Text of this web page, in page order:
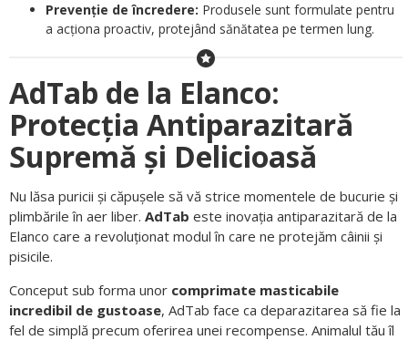
Prevenție de încredere: Produsele sunt formulate pentru
a acționa proactiv, protejând sănătatea pe termen lung.
AdTab de la Elanco:
Protecția Antiparazitară
Supremă și Delicioasă
Nu lăsa puricii și căpușele să vă strice momentele de bucurie și
plimbările în aer liber. AdTab este inovația antiparazitară de la
Elanco care a revoluționat modul în care ne protejăm câinii și
pisicile.
Conceput sub forma unor comprimate masticabile
incredibil de gustoase, AdTab face ca deparazitarea să fie la
fel de simplă precum oferirea unei recompense. Animalul tău îl